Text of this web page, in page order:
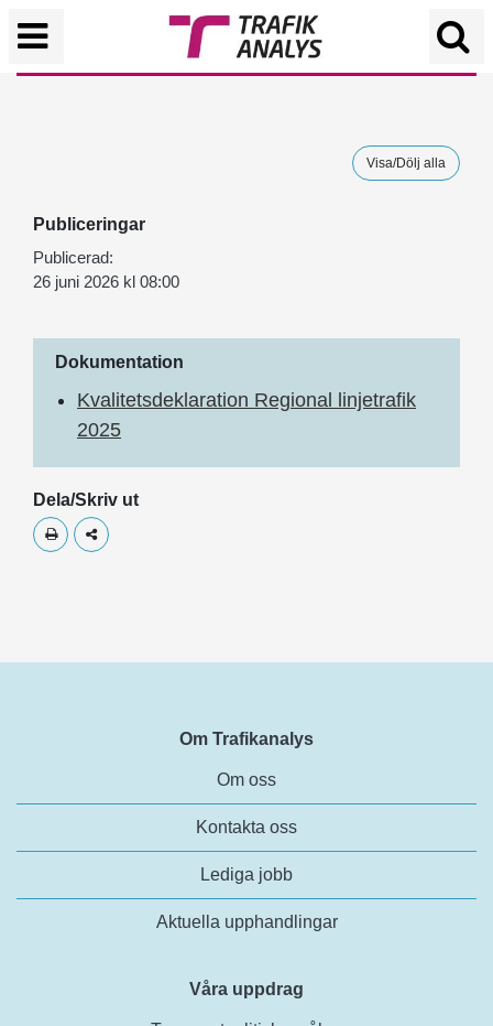
Visa/Dölj alla
Publiceringar
Publicerad:
26 juni 2026 kl 08:00
Dokumentation
Kvalitetsdeklaration Regional linjetrafik
2025
Dela/Skriv ut
Skriv utDela
Om Trafikanalys
Om oss
Kontakta oss
Lediga jobb
Aktuella upphandlingar
Våra uppdrag